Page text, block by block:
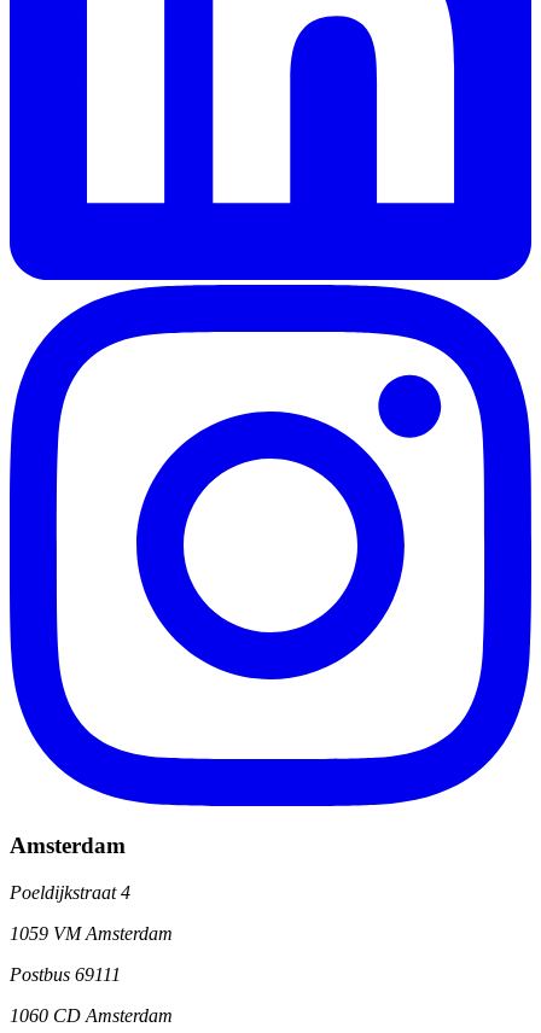
Amsterdam
Poeldijkstraat 4
1059 VM Amsterdam
Postbus 69111
1060 CD Amsterdam